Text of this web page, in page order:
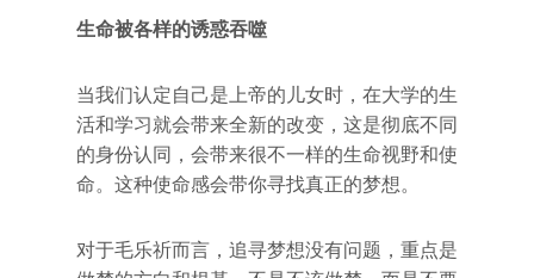
生命被各样的诱惑吞噬
当我们认定自己是上帝的儿女时，在大学的生
活和学习就会带来全新的改变，这是彻底不同
的身份认同，会带来很不一样的生命视野和使
命。这种使命感会带你寻找真正的梦想。
对于毛乐祈而言，追寻梦想没有问题，重点是